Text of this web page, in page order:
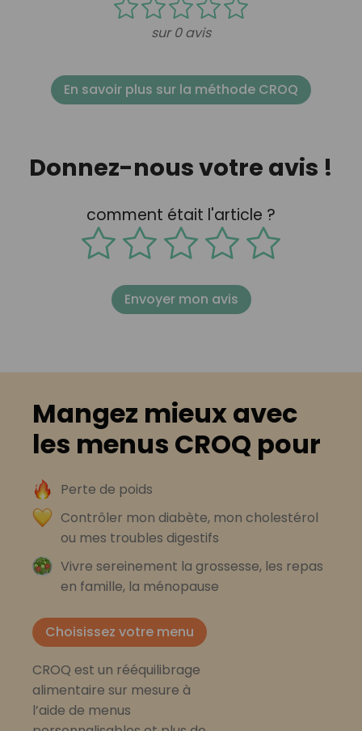
sur 0 avis
En savoir plus sur la méthode CROQ
Donnez-nous votre avis !
comment était l'article ?
Envoyer mon avis
Mangez mieux avec
les menus CROQ pour
Perte de poids
Contrôler mon diabète, mon cholestérol
ou mes troubles digestifs
Vivre sereinement la grossesse, les repas
en famille, la ménopause
Choisissez votre menu
CROQ est un rééquilibrage
alimentaire sur mesure à
l’aide de menus